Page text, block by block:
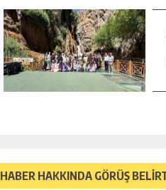
HABER HAKKINDA GÖRÜŞ
GÜNLÜK